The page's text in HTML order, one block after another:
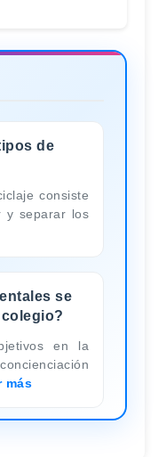
de
consiste
y separar los
se
en la
más